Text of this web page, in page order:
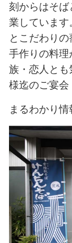
刻からはそ
業していま
とこだわり
手作りの料
族・恋人とも
様迄のご宴会
まるわかり情